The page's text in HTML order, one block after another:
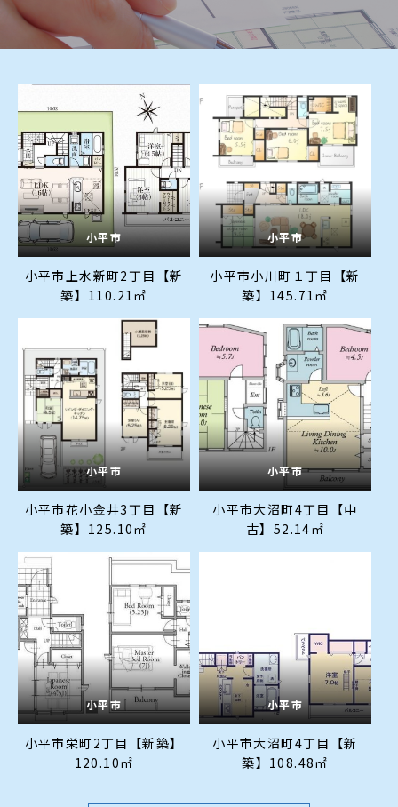
小平市
小平市上水新町2丁目【新
築】110.21㎡
小平市
小平市小川町１丁目【新
築】145.71㎡
小平市
小平市花小金井3丁目【新
築】125.10㎡
小平市
小平市大沼町4丁目【中
古】52.14㎡
小平市
小平市栄町2丁目【新築】
120.10㎡
小平市
小平市大沼町4丁目【新
築】108.48㎡